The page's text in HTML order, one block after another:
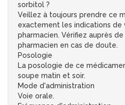
sorbitol ?
Veillez à toujours prendre ce
exactement les indications de
pharmacien. Vérifiez auprès
pharmacien en cas de doute.
Posologie
La posologie de ce
soupe matin et soir.
Mode d'administration
Voie orale.